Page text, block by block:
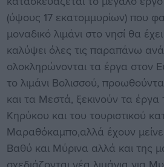
(ύψους 17 εκατομμυρίων) που
μοναδικό λιμάνι στο νησί θα
καλύψει όλες τις παραπάνω
ολοκληρώνονται τα έργα στον
το λιμάνι Βολισσού,
και τα Μεστά, ξεκινούν τα έργα
Κηρύκου και του τουριστικού
Μαραθόκαμπο,αλλά έχουν
Βαθύ και Μύρινα αλλά και της